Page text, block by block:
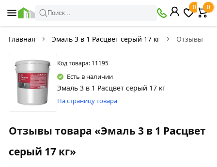
Поиск ..
0 0
Главная Эмаль 3 в 1 Расцвет серый 17 кг Отзывы
Код товара: 11195
Есть в наличии
Эмаль 3 в 1 Расцвет серый 17 кг
На страницу товара
Отзывы товара «Эмаль 3 в 1 Расцвет
серый 17 кг»